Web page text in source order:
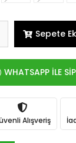
Sepete
WHATSAPP İLE
Alışveriş